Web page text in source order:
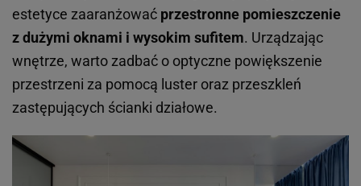
estetyce zaaranżować przestronne pomieszczenie
z dużymi oknami i wysokim sufitem. Urządzając
wnętrze, warto zadbać o optyczne powiększenie
przestrzeni za pomocą luster oraz przeszkleń
zastępujących ścianki działowe.